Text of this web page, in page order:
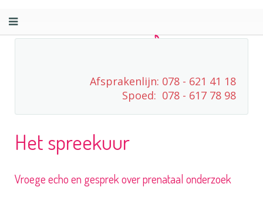
Afsprakenlijn: 078 - 621 41 18
Spoed: 078 - 617 78 98
Het spreekuur
Vroege echo en gesprek over prenataal onderzoek